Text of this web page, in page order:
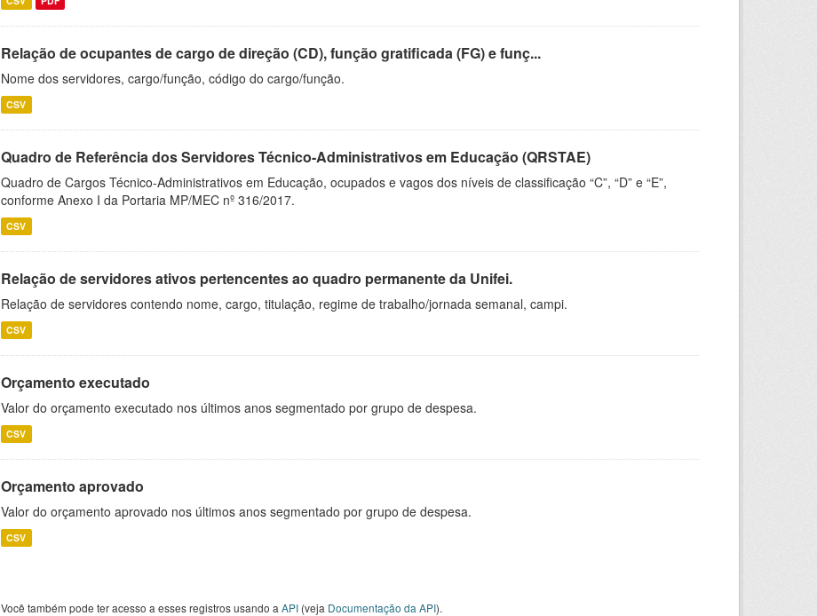
Relação de ocupantes de cargo de direção (CD), função gratificada (FG) e funç...
Nome dos servidores, cargo/função, código do cargo/função.
CSV
Quadro de Referência dos Servidores Técnico-Administrativos em Educação (QRSTAE)
Quadro de Cargos Técnico-Administrativos em Educação, ocupados e vagos dos níveis de classificação “C”, “D” e “E”,
conforme Anexo I da Portaria MP/MEC nº 316/2017.
CSV
Relação de servidores ativos pertencentes ao quadro permanente da Unifei.
Relação de servidores contendo nome, cargo, titulação, regime de trabalho/jornada semanal, campi.
CSV
Orçamento executado
Valor do orçamento executado nos últimos anos segmentado por grupo de despesa.
CSV
Orçamento aprovado
Valor do orçamento aprovado nos últimos anos segmentado por grupo de despesa.
CSV
Você também pode ter acesso a esses registros usando a API (veja Documentação da API).